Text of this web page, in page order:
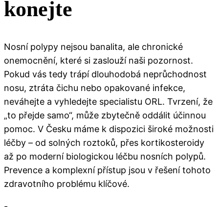
konejte
Nosní polypy nejsou banalita, ale chronické
onemocnění, které si zaslouží naši pozornost.
Pokud vás tedy trápí dlouhodobá neprůchodnost
nosu, ztráta čichu nebo opakované infekce,
neváhejte a vyhledejte specialistu ORL. Tvrzení, že
„to přejde samo“, může zbytečně oddálit účinnou
pomoc. V Česku máme k dispozici široké možnosti
léčby – od solných roztoků, přes kortikosteroidy
až po moderní biologickou léčbu nosních polypů.
Prevence a komplexní přístup jsou v řešení tohoto
zdravotního problému klíčové.